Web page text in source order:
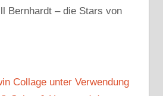
Bernhardt – die Stars von